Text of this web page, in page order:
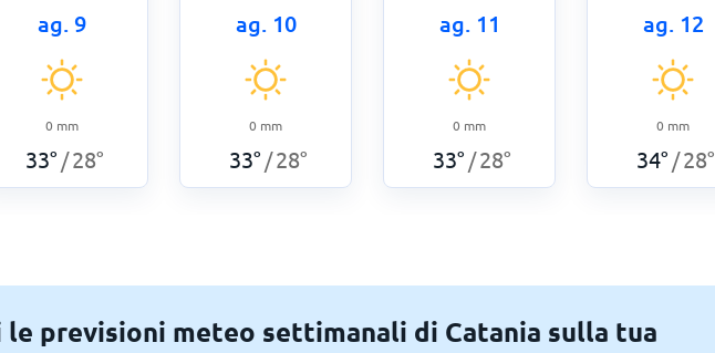
ag. 9
0 mm
33° /28°
ag. 10
0 mm
33° /28°
ag. 11
0 mm
33° /28°
ag. 12
0 mm
34° /28°
le previsioni meteo settimanali di Catania sulla tua